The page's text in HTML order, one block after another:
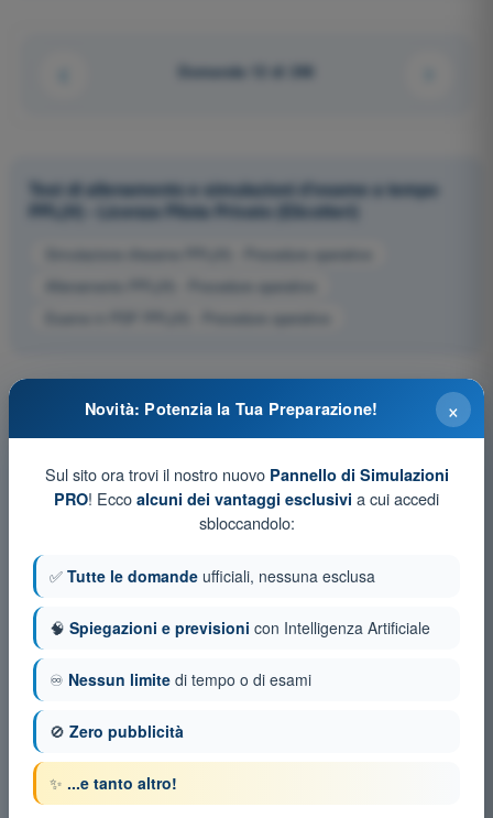
Domanda 12 di 246
Test di allenamento e simulazioni d'esame a tempo
PPL(H) - Licenza Pilota Privato (Elicotteri)
Simulazione d'esame PPL(H) - Procedure operative
Allenamento PPL(H) - Procedure operative
Esame in PDF PPL(H) - Procedure operative
×
Novità: Potenzia la Tua Preparazione!
Sul sito ora trovi il nostro nuovo Pannello di Simulazioni
PRO! Ecco alcuni dei vantaggi esclusivi a cui accedi
sbloccandolo:
✅ Tutte le domande ufficiali, nessuna esclusa
🧠 Spiegazioni e previsioni con Intelligenza Artificiale
♾️ Nessun limite di tempo o di esami
🚫 Zero pubblicità
✨ ...e tanto altro!